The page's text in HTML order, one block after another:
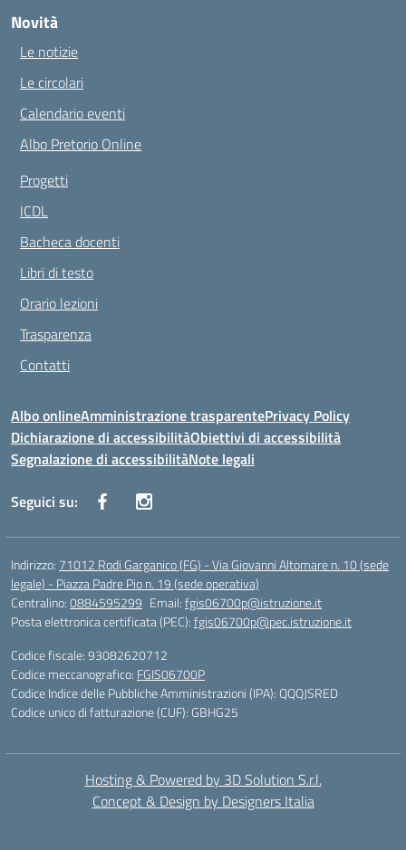
Novità
Le notizie
Le circolari
Calendario eventi
Albo Pretorio Online
Progetti
ICDL
Bacheca docenti
Libri di testo
Orario lezioni
Trasparenza
Contatti
Albo onlineAmministrazione trasparentePrivacy Policy
Dichiarazione di accessibilitàObiettivi di accessibilità
Segnalazione di accessibilitàNote legali
Seguici su:
Indirizzo: 71012 Rodi Garganico (FG) - Via Giovanni Altomare n. 10 (sede
legale) - Piazza Padre Pio n. 19 (sede operativa)
Centralino:0884595299 Email:fgis06700p@istruzione.it
Posta elettronica certificata (PEC):fgis06700p@pec.istruzione.it
Codice fiscale: 93082620712
Codice meccanografico: FGIS06700P
Codice Indice delle Pubbliche Amministrazioni (IPA): QQQJSRED
Codice unico di fatturazione (CUF): GBHG25
Hosting & Powered by 3D Solution S.r.l.
Concept & Design by Designers Italia